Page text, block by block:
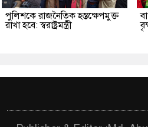
পুলিশকে রাজনৈতিক হস্তক্ষেপমুক্ত
রাখা হবে: স্বরাষ্ট্রমন্ত্রী